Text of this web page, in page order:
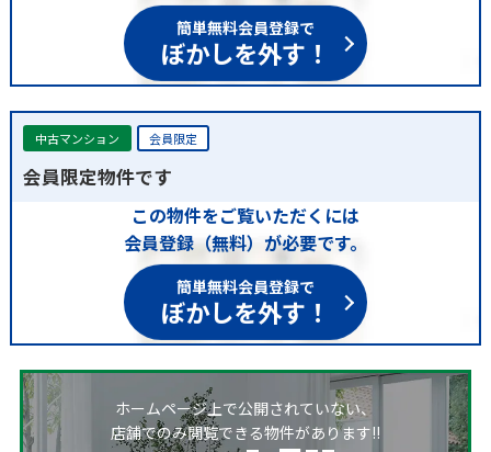
簡単無料会員登録で
ぼかしを外す！
中古マンション 会員限定
会員限定物件です
この物件をご覧いただくには
会員登録（無料）が必要です。
簡単無料会員登録で
ぼかしを外す！
ホームページ上で公開されていない、
店舗でのみ閲覧できる物件があります!!